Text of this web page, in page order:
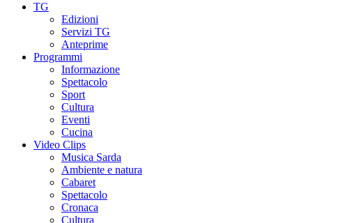
TG
Edizioni
Servizi TG
Anteprime
Programmi
Informazione
Spettacolo
Sport
Cultura
Eventi
Cucina
Video Clips
Musica Sarda
Ambiente e natura
Cabaret
Spettacolo
Cronaca
Cultura